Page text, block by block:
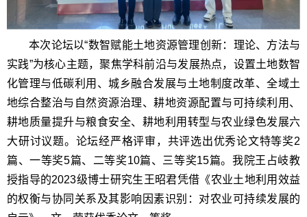
本次论坛以“数智赋能土地资源管理创新：理论、方法与
实践”为核心主题，聚焦学科前沿与发展热点，设置土地数智
化管理与低碳利用、城乡融合发展与土地制度改革、全域土
地综合整治与自然资源治理、耕地资源配置与可持续利用、
耕地质量提升与粮食安全、耕地利用转型与农业绿色发展六
大研讨议题。论坛经严格评审，共评选出优秀论文特等奖2
篇、一等奖5篇、二等奖10篇、三等奖15篇。我院王占岐教
授指导的2023级博士研究生王昭君凭借《农业土地利用效益
的权衡与协同关系及其影响因素识别：对农业可持续发展的